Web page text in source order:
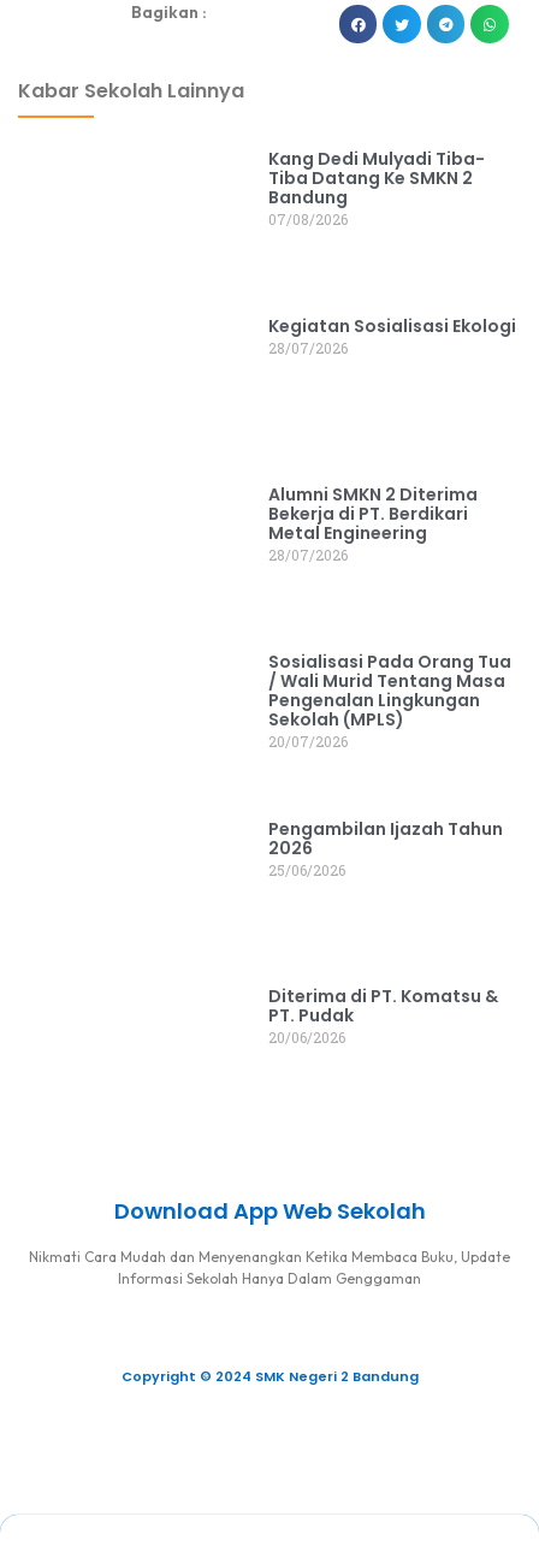
Bagikan :
Kabar Sekolah Lainnya
Kang Dedi Mulyadi Tiba-
Tiba Datang Ke SMKN 2
Bandung
07/08/2026
Kegiatan Sosialisasi Ekologi
28/07/2026
Alumni SMKN 2 Diterima
Bekerja di PT. Berdikari
Metal Engineering
28/07/2026
Sosialisasi Pada Orang Tua
/ Wali Murid Tentang Masa
Pengenalan Lingkungan
Sekolah (MPLS)
20/07/2026
Pengambilan Ijazah Tahun
2026
25/06/2026
Diterima di PT. Komatsu &
PT. Pudak
20/06/2026
Download App Web Sekolah
Nikmati Cara Mudah dan Menyenangkan Ketika Membaca Buku, Update
Informasi Sekolah Hanya Dalam Genggaman
Copyright © 2024 SMK Negeri 2 Bandung